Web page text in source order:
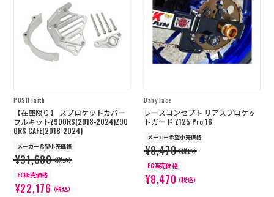
POSH Faith
【在庫限り】 スプロケットカバー
フルキットZ900RS(2018-2024)Z90
0RS CAFE(2018-2024)
メーカー希望小売価格
¥31,680（税込）
EC販売価格
¥22,176（税込）
Baby Face
レースコンセプト リアスプロケッ
トガード Z125 Pro 16
メーカー希望小売価格
¥8,470（税込）
EC販売価格
¥8,470（税込）